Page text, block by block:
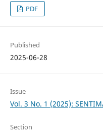
PDF
Published
2025-06-28
Issue
Vol. 3 No. 1 (2025):
Section